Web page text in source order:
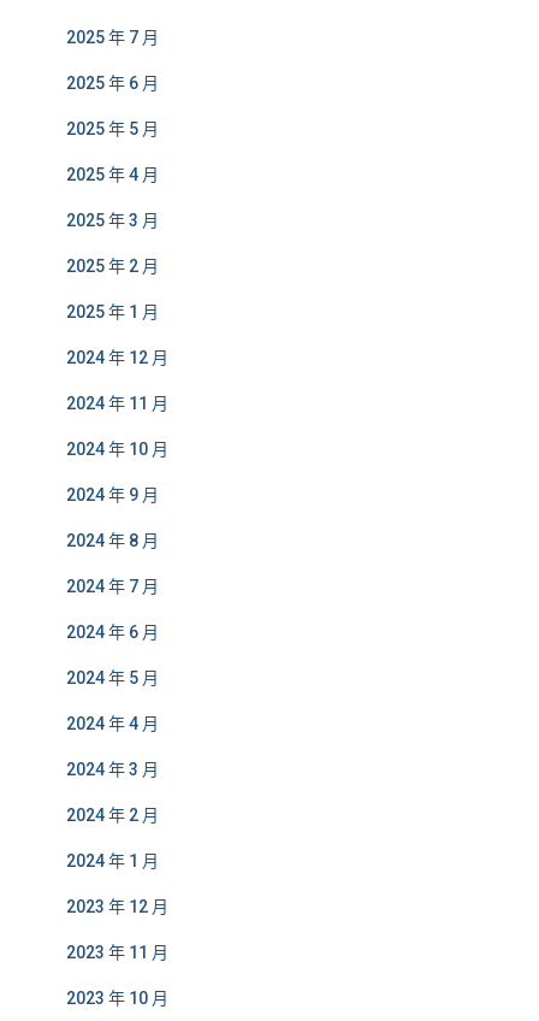
2025 年 7 月
2025 年 6 月
2025 年 5 月
2025 年 4 月
2025 年 3 月
2025 年 2 月
2025 年 1 月
2024 年 12 月
2024 年 11 月
2024 年 10 月
2024 年 9 月
2024 年 8 月
2024 年 7 月
2024 年 6 月
2024 年 5 月
2024 年 4 月
2024 年 3 月
2024 年 2 月
2024 年 1 月
2023 年 12 月
2023 年 11 月
2023 年 10 月